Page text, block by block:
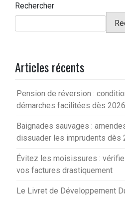
Rechercher
Articles récents
Pension de réversion :
démarches facilitées dès 2026
Baignades sauvages :
dissuader les imprudents dès
Évitez les moisissures :
vos factures drastiquement
Le Livret de Développement